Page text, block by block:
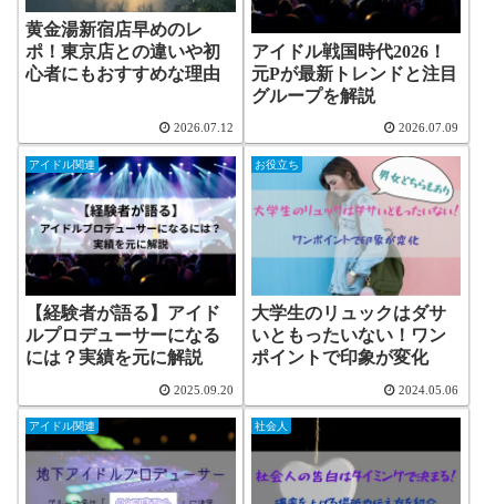
黄金湯新宿店早めのレ
ポ！東京店との違いや初
心者にもおすすめな理由
2026.07.12
アイドル戦国時代2026！
元Pが最新トレンドと注目
グループを解説
2026.07.09
アイドル関連
【経験者が語る】アイド
ルプロデューサーになる
には？実績を元に解説
2025.09.20
お役立ち
大学生のリュックはダサ
いともったいない！ワン
ポイントで印象が変化
2024.05.06
アイドル関連 社会人